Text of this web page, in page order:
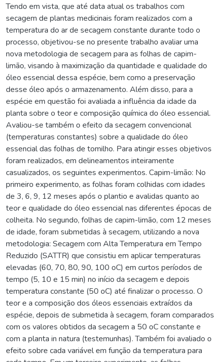
Tendo em vista, que até data atual os trabalhos com
secagem de plantas medicinais foram realizados com a
temperatura do ar de secagem constante durante todo o
processo, objetivou-se no presente trabalho avaliar uma
nova metodologia de secagem para as folhas de capim-
limão, visando à maximização da quantidade e qualidade do
óleo essencial dessa espécie, bem como a preservação
desse óleo após o armazenamento. Além disso, para a
espécie em questão foi avaliada a influência da idade da
planta sobre o teor e composição química do óleo essencial.
Avaliou-se também o efeito da secagem convencional
(temperaturas constantes) sobre a qualidade do óleo
essencial das folhas de tomilho. Para atingir esses objetivos
foram realizados, em delineamentos inteiramente
casualizados, os seguintes experimentos. Capim-limão: No
primeiro experimento, as folhas foram colhidas com idades
de 3, 6, 9, 12 meses após o plantio e avalidas quanto ao
teor e qualidade do óleo essencial nas diferentes épocas de
colheita. No segundo, folhas de capim-limão, com 12 meses
de idade, foram submetidas à secagem, utilizando a nova
metodologia: Secagem com Alta Temperatura em Tempo
Reduzido (SATTR) que consistiu em aplicar temperaturas
elevadas (60, 70, 80, 90, 100 oC) em curtos períodos de
tempo (5, 10 e 15 min) no início da secagem e depois
temperatura constante (50 oC) até finalizar o processo. O
teor e a composição dos óleos essenciais extraídos da
espécie, depois de submetida à secagem, foram comparados
com os valores obtidos da secagem a 50 oC constante e
com a planta in natura (testemunhas). Também foi avaliado o
efeito sobre cada variável em função da temperatura para